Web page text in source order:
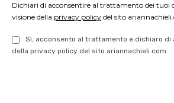
Dichiari di acconsentire al trattamento dei tuoi
visione della privacy policy del sito
Sì, acconsento al trattamento e dichiaro di
della privacy policy del sito ariannachieli.com